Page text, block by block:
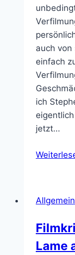
auch
einfach
ich
jetzt…
Allgemein
Lame